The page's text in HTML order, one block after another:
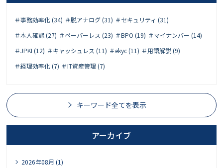
＃事務効率化 (34) ＃脱アナログ (31) ＃セキュリティ (31)
＃本人確認 (27) ＃ペーパーレス (23) ＃BPO (19) ＃マイナンバー (14)
＃JPKI (12) ＃キャッシュレス (11) ＃ekyc (11) ＃用語解説 (9)
＃経理効率化 (7) ＃IT資産管理 (7)
キーワード全てを表示
アーカイブ
2026年08月 (1)